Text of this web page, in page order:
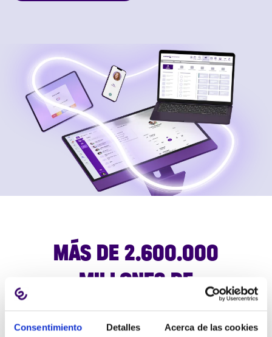
Consentimiento Detalles Acerca de las cookies
MÁS DE 2.600.000
MILLONES DE
PROFESIONALES CONFÍAN